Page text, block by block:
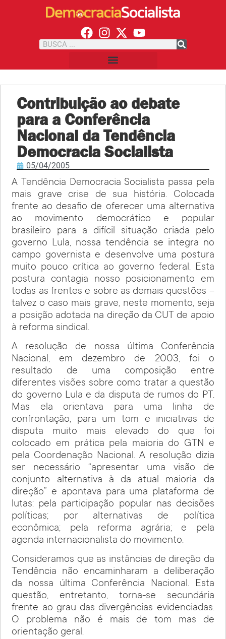
Contribuição ao debate
para a Conferência
Nacional da Tendência
Democracia Socialista
05/04/2005
A Tendência Democracia Socialista passa pela
mais grave crise de sua história. Colocada
frente ao desafio de oferecer uma alternativa
ao movimento democrático e popular
brasileiro para a difícil situação criada pelo
governo Lula, nossa tendência se integra no
campo governista e desenvolve uma postura
muito pouco crítica ao governo federal. Esta
postura contagia nosso posicionamento em
todas as frentes e sobre as demais questões –
talvez o caso mais grave, neste momento, seja
a posição adotada na direção da CUT de apoio
à reforma sindical.
A resolução de nossa última Conferência
Nacional, em dezembro de 2003, foi o
resultado de uma composição entre
diferentes visões sobre como tratar a questão
do governo Lula e da disputa de rumos do PT.
Mas ela orientava para uma linha de
confrontação, para um tom e iniciativas de
disputa muito mais elevado do que foi
colocado em prática pela maioria do GTN e
pela Coordenação Nacional. A resolução dizia
ser necessário “apresentar uma visão de
conjunto alternativa à da atual maioria da
direção” e apontava para uma plataforma de
lutas: pela participação popular nas decisões
políticas; por alternativas de política
econômica; pela reforma agrária; e pela
agenda internacionalista do movimento.
Consideramos que as instâncias de direção da
Tendência não encaminharam a deliberação
da nossa última Conferência Nacional. Esta
questão, entretanto, torna-se secundária
frente ao grau das divergências evidenciadas.
O problema não é mais de tom mas de
orientação geral.